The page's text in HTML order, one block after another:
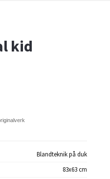
kid
Blandteknik på duk
83x63 cm